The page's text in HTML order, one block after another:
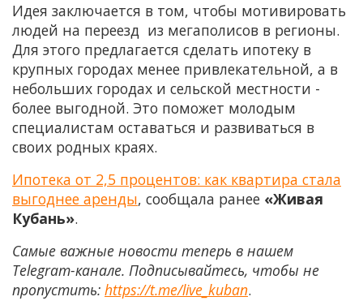
Идея заключается в том, чтобы мотивировать
людей на переезд из мегаполисов в регионы.
Для этого предлагается сделать ипотеку в
крупных городах менее привлекательной, а в
небольших городах и сельской местности -
более выгодной. Это поможет молодым
специалистам оставаться и развиваться в
своих родных краях.
Ипотека от 2,5 процентов: как квартира стала
выгоднее аренды, сообщала ранее «Живая
Кубань».
Самые важные новости теперь в нашем
Telegram-канале. Подписывайтесь, чтобы не
пропустить: https://t.me/live_kuban.